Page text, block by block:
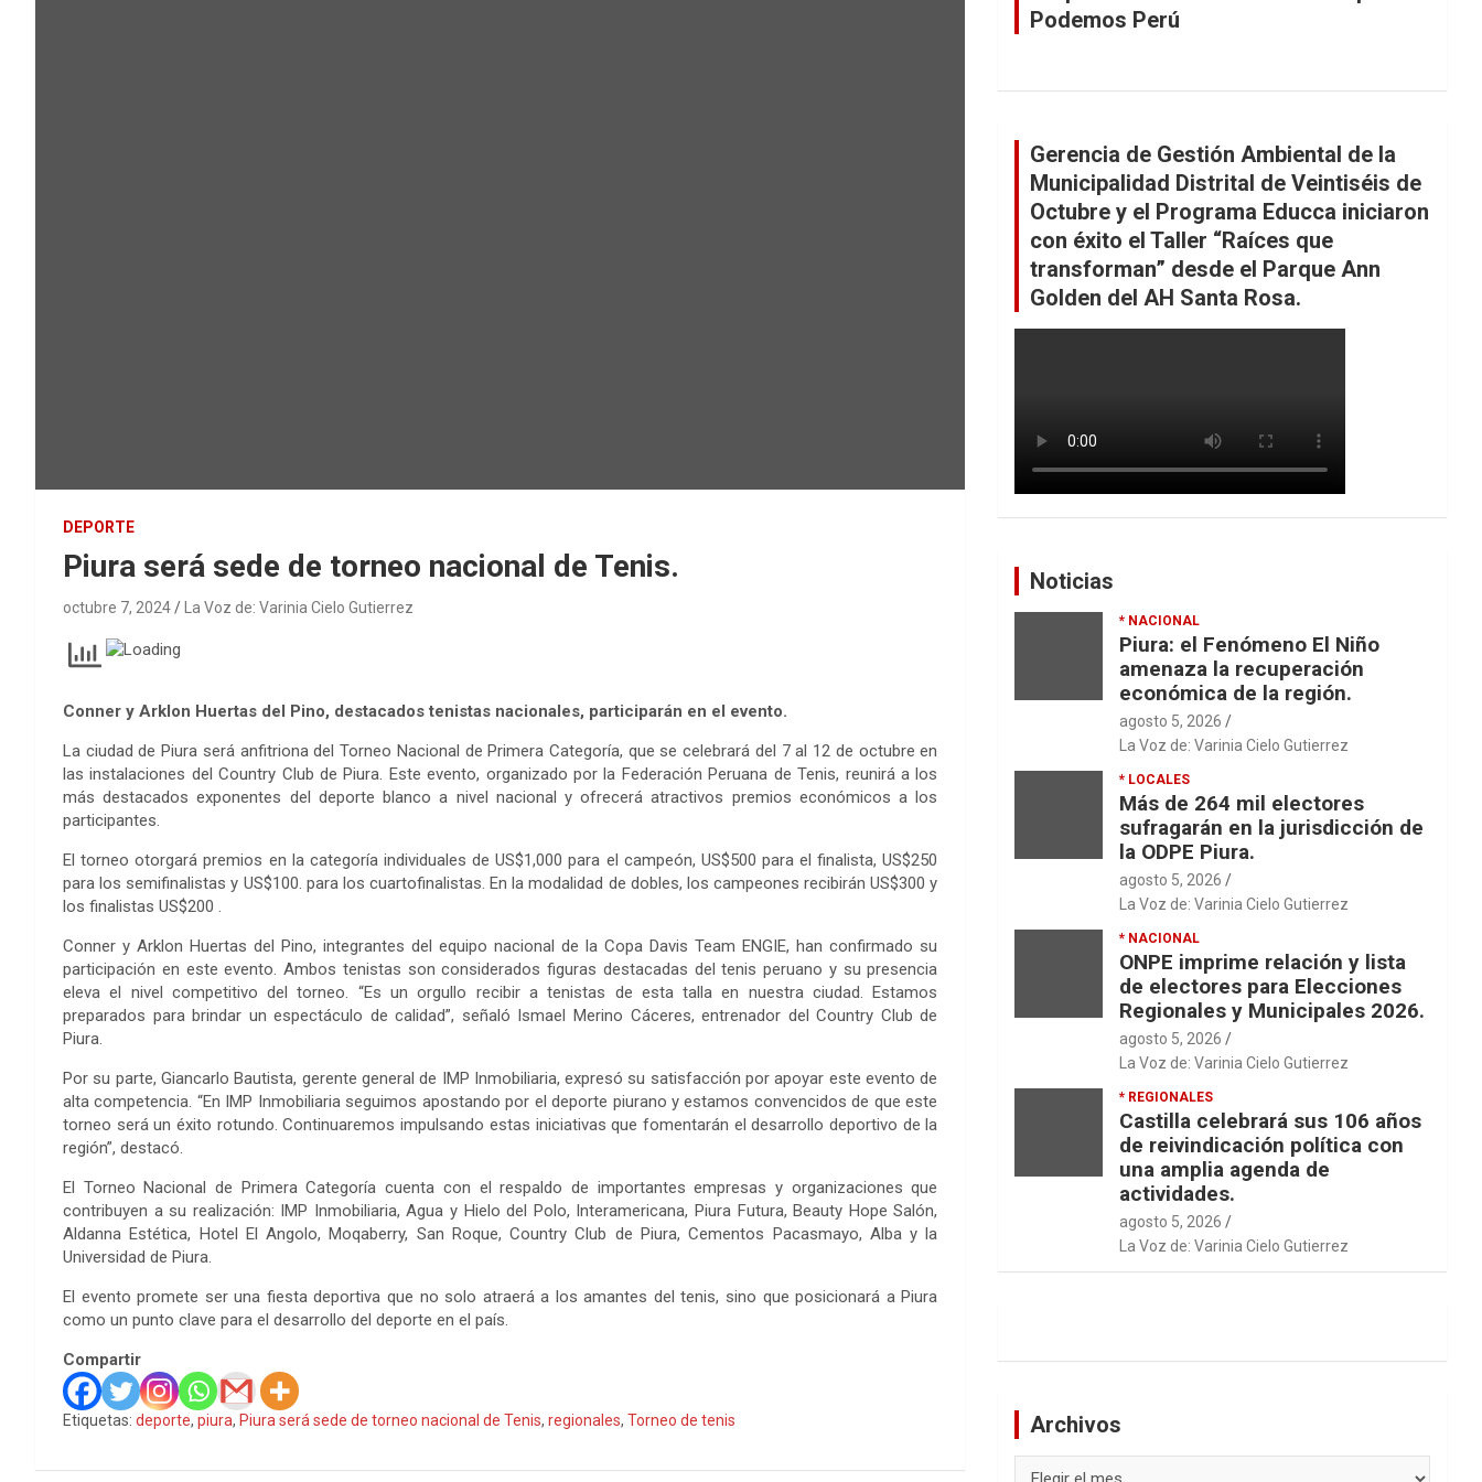
DEPORTE
Piura será sede de torneo nacional de Tenis.
octubre 7, 2024 La Voz de: Varinia Cielo Gutierrez
Conner y Arklon Huertas del Pino, destacados tenistas nacionales, participarán en el evento.
La ciudad de Piura será anfitriona del Torneo Nacional de Primera Categoría, que se celebrará del 7 al 12 de octubre en
las instalaciones del Country Club de Piura. Este evento, organizado por la Federación Peruana de Tenis, reunirá a los
más destacados exponentes del deporte blanco a nivel nacional y ofrecerá atractivos premios económicos a los
participantes.
El torneo otorgará premios en la categoría individuales de US$1,000 para el campeón, US$500 para el finalista, US$250
para los semifinalistas y US$100. para los cuartofinalistas. En la modalidad de dobles, los campeones recibirán US$300 y
los finalistas US$200 .
Conner y Arklon Huertas del Pino, integrantes del equipo nacional de la Copa Davis Team ENGIE, han confirmado su
participación en este evento. Ambos tenistas son considerados figuras destacadas del tenis peruano y su presencia
eleva el nivel competitivo del torneo. “Es un orgullo recibir a tenistas de esta talla en nuestra ciudad. Estamos
preparados para brindar un espectáculo de calidad”, señaló Ismael Merino Cáceres, entrenador del Country Club de
Piura.
Por su parte, Giancarlo Bautista, gerente general de IMP Inmobiliaria, expresó su satisfacción por apoyar este evento de
alta competencia. “En IMP Inmobiliaria seguimos apostando por el deporte piurano y estamos convencidos de que este
torneo será un éxito rotundo. Continuaremos impulsando estas iniciativas que fomentarán el desarrollo deportivo de la
región”, destacó.
El Torneo Nacional de Primera Categoría cuenta con el respaldo de importantes empresas y organizaciones que
contribuyen a su realización: IMP Inmobiliaria, Agua y Hielo del Polo, Interamericana, Piura Futura, Beauty Hope Salón,
Aldanna Estética, Hotel El Angolo, Moqaberry, San Roque, Country Club de Piura, Cementos Pacasmayo, Alba y la
Universidad de Piura.
El evento promete ser una fiesta deportiva que no solo atraerá a los amantes del tenis, sino que posicionará a Piura
como un punto clave para el desarrollo del deporte en el país.
Compartir
Etiquetas: deporte, piura, Piura será sede de torneo nacional de Tenis, regionales, Torneo de tenis
Podemos Perú
Gerencia de Gestión Ambiental de la
Municipalidad Distrital de Veintiséis de
Octubre y el Programa Educca iniciaron
con éxito el Taller “Raíces que
transforman” desde el Parque Ann
Golden del AH Santa Rosa.
Noticias
* NACIONAL
Piura: el Fenómeno El Niño
amenaza la recuperación
económica de la región.
agosto 5, 2026
La Voz de: Varinia Cielo Gutierrez
* LOCALES
Más de 264 mil electores
sufragarán en la jurisdicción de
la ODPE Piura.
agosto 5, 2026
La Voz de: Varinia Cielo Gutierrez
* NACIONAL
ONPE imprime relación y lista
de electores para Elecciones
Regionales y Municipales 2026.
agosto 5, 2026
La Voz de: Varinia Cielo Gutierrez
* REGIONALES
Castilla celebrará sus 106 años
de reivindicación política con
una amplia agenda de
actividades.
agosto 5, 2026
La Voz de: Varinia Cielo Gutierrez
Archivos